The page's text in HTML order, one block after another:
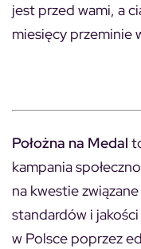
jest przed wami, a
miesięcy przeminie
Położna na Medal
kampania
na kwestie
standardów i
w Polsce poprzez